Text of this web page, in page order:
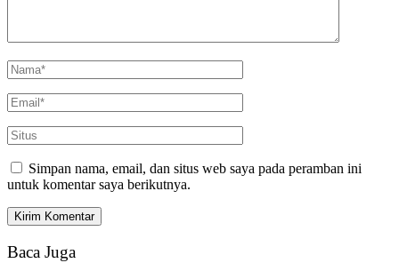
Simpan nama, email, dan situs web saya pada peramban ini
untuk komentar saya berikutnya.
Baca Juga